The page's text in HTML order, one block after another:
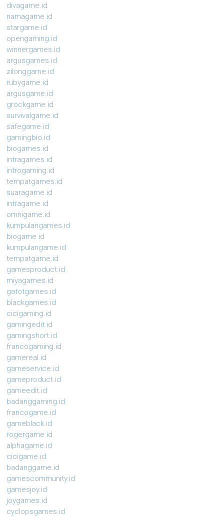
divagame.id
namagame.id
stargame.id
opengaming.id
winnergames.id
argusgames.id
zilonggame.id
rubygame.id
argusgame.id
grockgame.id
survivalgame.id
safegame.id
gamingbio.id
biogames.id
intragames.id
introgaming.id
tempatgames.id
suaragame.id
intragame.id
omnigame.id
kumpulangames.id
biogame.id
kumpulangame.id
tempatgame.id
gamesproduct.id
miyagames.id
gatotgames.id
blackgames.id
cicigaming.id
gamingedit.id
gamingshort.id
francogaming.id
gamereal.id
gameservice.id
gameproduct.id
gameedit.id
badanggaming.id
francogame.id
gameblack.id
rogergame.id
alphagame.id
cicigame.id
badanggame.id
gamescommunity.id
gamesjoy.id
joygames.id
cyclopsgames.id